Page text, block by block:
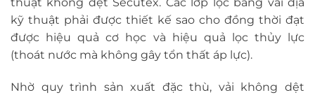
thuật không dệt Secutex. Các lớp lọc bằng vải địa
kỹ thuật phải được thiết kế sao cho đồng thời đạt
được hiệu quả cơ học và hiệu quả lọc thủy lực
(thoát nước mà không gây tổn thất áp lực).
Nhờ quy trình sản xuất đặc thù, vải không dệt